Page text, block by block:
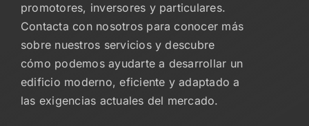
promotores, inversores y particulares.
Contacta con nosotros para conocer más
sobre nuestros servicios y descubre
cómo podemos ayudarte a desarrollar un
edificio moderno, eficiente y adaptado a
las exigencias actuales del mercado.